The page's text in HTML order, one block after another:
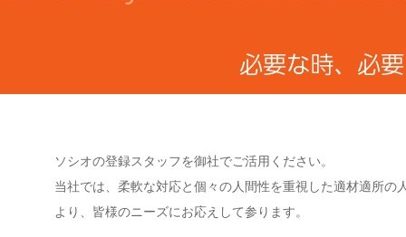
ソシオの登録スタッフを御社でご活用ください。
当社では、柔軟な対応と個々の人間性を重視した適材適所の
より、皆様のニーズにお応えして参ります。